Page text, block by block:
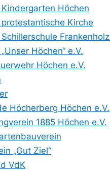
Höchen
Kirche
Höchen“ e.V.
Höchen e.V.
Höcherberg Höchen e.V.
1885 Höchen e.V.
„Gut Ziel“
VdK